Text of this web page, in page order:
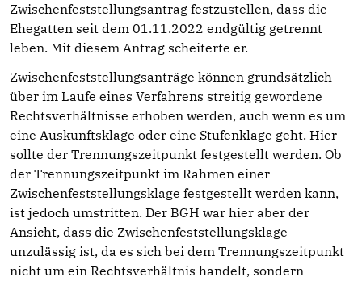
Zwischenfeststellungsantrag festzustellen, dass die
Ehegatten seit dem 01.11.2022 endgültig getrennt
leben. Mit diesem Antrag scheiterte er.
Zwischenfeststellungsanträge können grundsätzlich
über im Laufe eines Verfahrens streitig gewordene
Rechtsverhältnisse erhoben werden, auch wenn es um
eine Auskunftsklage oder eine Stufenklage geht. Hier
sollte der Trennungszeitpunkt festgestellt werden. Ob
der Trennungszeitpunkt im Rahmen einer
Zwischenfeststellungsklage festgestellt werden kann,
ist jedoch umstritten. Der BGH war hier aber der
Ansicht, dass die Zwischenfeststellungsklage
unzulässig ist, da es sich bei dem Trennungszeitpunkt
nicht um ein Rechtsverhältnis handelt, sondern